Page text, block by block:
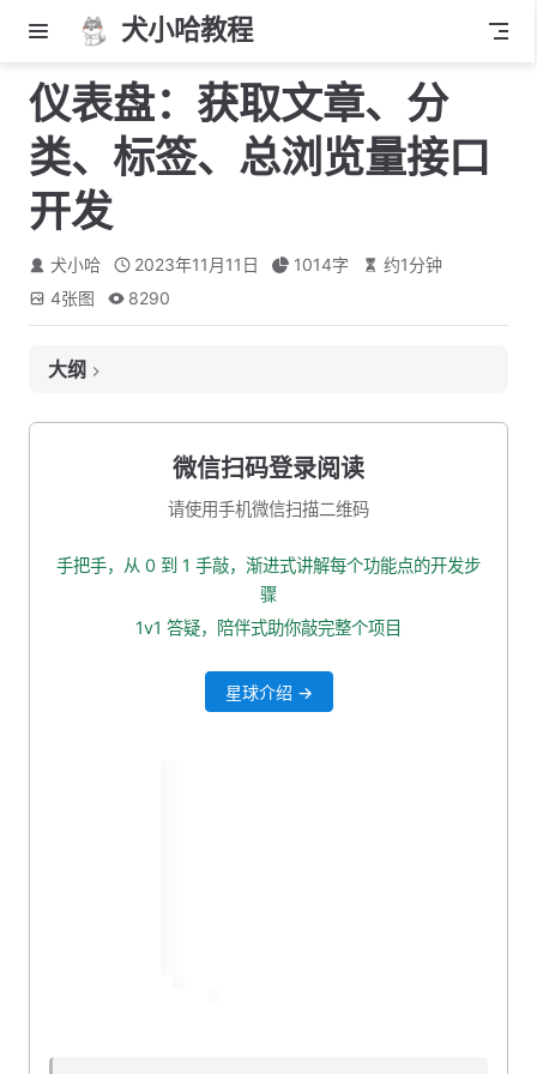
犬小哈教程
仪表盘：获取文章、分
类、标签、总浏览量接口
开发
犬小哈 2023年11月11日 1014字 约1分钟
4张图 8290
大纲
2. 定义出参 VO
3. mapper 接口封装查询所有阅读量方法
微信扫码登录阅读
请使用手机微信扫描二维码
手把手，从 0 到 1 手敲，渐进式讲解每个功能点的开发步
骤
1v1 答疑，陪伴式助你敲完整个项目
星球介绍 →